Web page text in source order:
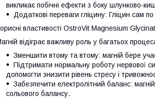
викликає побічні ефекти з боку шлунково-
Додаткові переваги гліцину: Гліцин сам
властивості OstroVit Magnesium
відіграє важливу роль у багатьох
Зменшити втому та втому: магній бере
Підтримати нормальну роботу нервової
допомогти знизити рівень стресу і
Забезпечити електролітний баланс:
сольового балансу.